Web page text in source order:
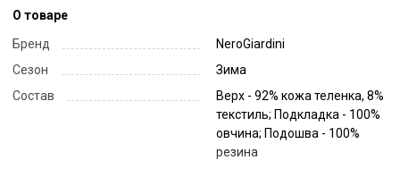
О товаре
Бренд
NeroGiardini
Сезон
Зима
Состав
Верх - 92% кожа теленка, 8%
текстиль; Подкладка - 100%
овчина; Подошва - 100%
резина